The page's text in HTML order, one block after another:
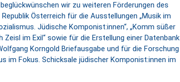
beglückwünschen wir zu weiteren Förderungen des
Österreich für die Ausstellungen „Musik im
Jüdische Komponist:innen“, „Komm süßer
im Exil“ sowie für die Erstellung einer Datenbank
Korngold Briefausgabe und für die Forschung
im Fokus. Schicksale jüdischer Komponist:innen im